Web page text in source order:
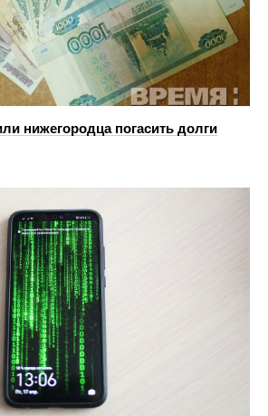
нижегородца погасить долги